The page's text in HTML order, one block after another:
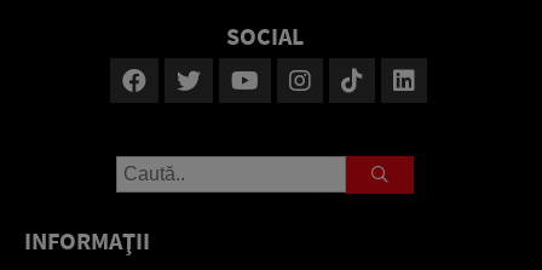
SOCIAL
INFORMAŢII